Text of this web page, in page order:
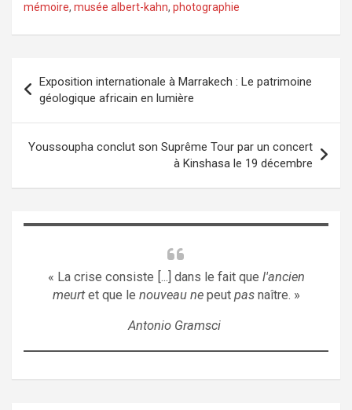
mémoire, musée albert-kahn, photographie
de
l’article
Exposition internationale à Marrakech : Le patrimoine
géologique africain en lumière
Youssoupha conclut son Suprême Tour par un concert
à Kinshasa le 19 décembre
« La crise consiste [...] dans le fait que l'ancien
meurtet que le nouveau nepeut pasnaître. »
Antonio Gramsci